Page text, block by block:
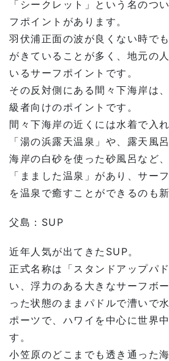
「シークレット」という名のつ
フポイントがあります。
羽伏浦正面の波が良くない時で
がきていることが多く、地元の
いるサーフポイントです。
その反対側にある間々下海岸は
級者向けのポイントです。
間々下海岸の近くには水着で入
「湯の浜露天温泉」や、露天風
海岸の白砂を使った砂風呂など
「まました温泉」があり、サー
を温泉で癒すことができるのも
父島： SUP
近年人気が出てきた SUP。
正式名称は「スタンドアップパ
い、浮力のある大きなサーフボ
った状態のままパドルで漕いで
ポーツで、ハワイを中心に世界
す。
小笠原のどこまでも透き通った